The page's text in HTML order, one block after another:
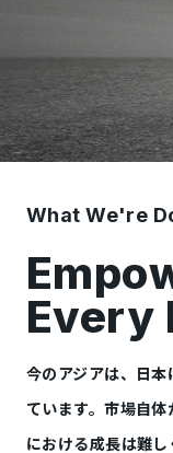
What We're
Every
今のアジアは、日
ています。市場自
における成長は難し